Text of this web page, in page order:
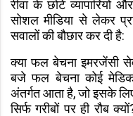
रीवा के छोटे व्यापारियों
सोशल मीडिया से लेकर
सवालों की बौछार कर दी है:
क्या फल बेचना इमरजेंसी
बजे फल बेचना कोई
अंतर्गत आता है, जो इसके
सिर्फ गरीबों पर ही रौब